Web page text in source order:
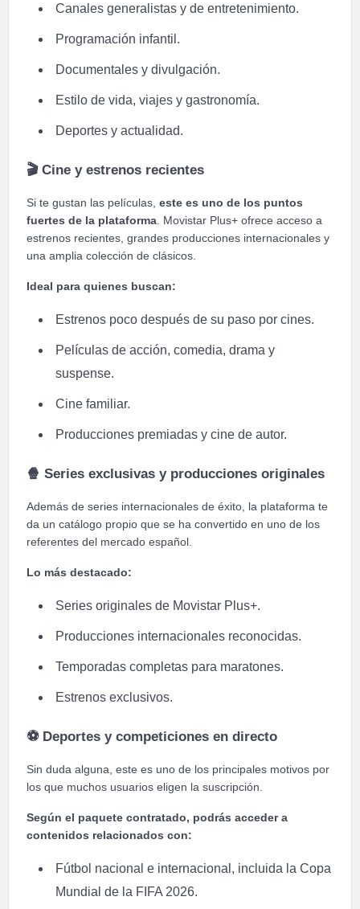
Canales generalistas y de entretenimiento.
Programación infantil.
Documentales y divulgación.
Estilo de vida, viajes y gastronomía.
Deportes y actualidad.
🎬Cine y estrenos recientes
Si te gustan las películas, este es uno de los puntos
fuertes de la plataforma . Movistar Plus+ ofrece acceso a
estrenos recientes, grandes producciones internacionales y
una amplia colección de clásicos.
Ideal para quienes buscan:
Estrenos poco después de su paso por cines.
Películas de acción, comedia, drama y
suspense.
Cine familiar.
Producciones premiadas y cine de autor.
🍿 Series exclusivas y producciones originales
Además de series internacionales de éxito, la plataforma te
da un catálogo propio que se ha convertido en uno de los
referentes del mercado español.
Lo más destacado:
Series originales de Movistar Plus+.
Producciones internacionales reconocidas.
Temporadas completas para maratones.
Estrenos exclusivos.
⚽Deportes y competiciones en directo
Sin duda alguna, este es uno de los principales motivos por
los que muchos usuarios eligen la suscripción.
Según el paquete contratado, podrás acceder a
contenidos relacionados con:
Fútbol nacional e internacional, incluida la Copa
Mundial de la FIFA 2026.